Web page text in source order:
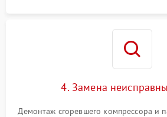
4. Замена
Демонтаж сгоревшего компрессора и